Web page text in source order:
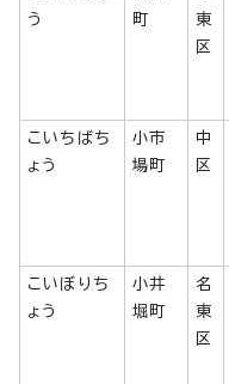
う
町
東
区
こいちばち
ょう
小市
場町
中
区
こいぼりち
ょう
小井
堀町
名
東
区